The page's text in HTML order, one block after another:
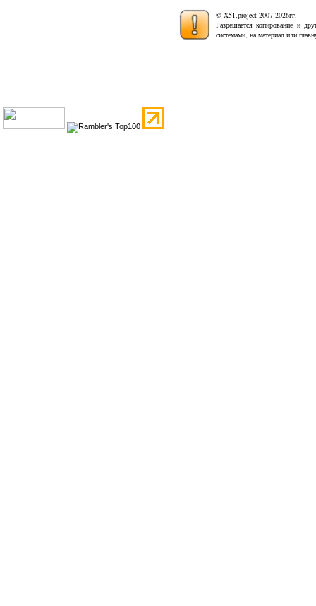
© X51.project 2007-2026гг.
Разрешается копирование и
системами, на материал или